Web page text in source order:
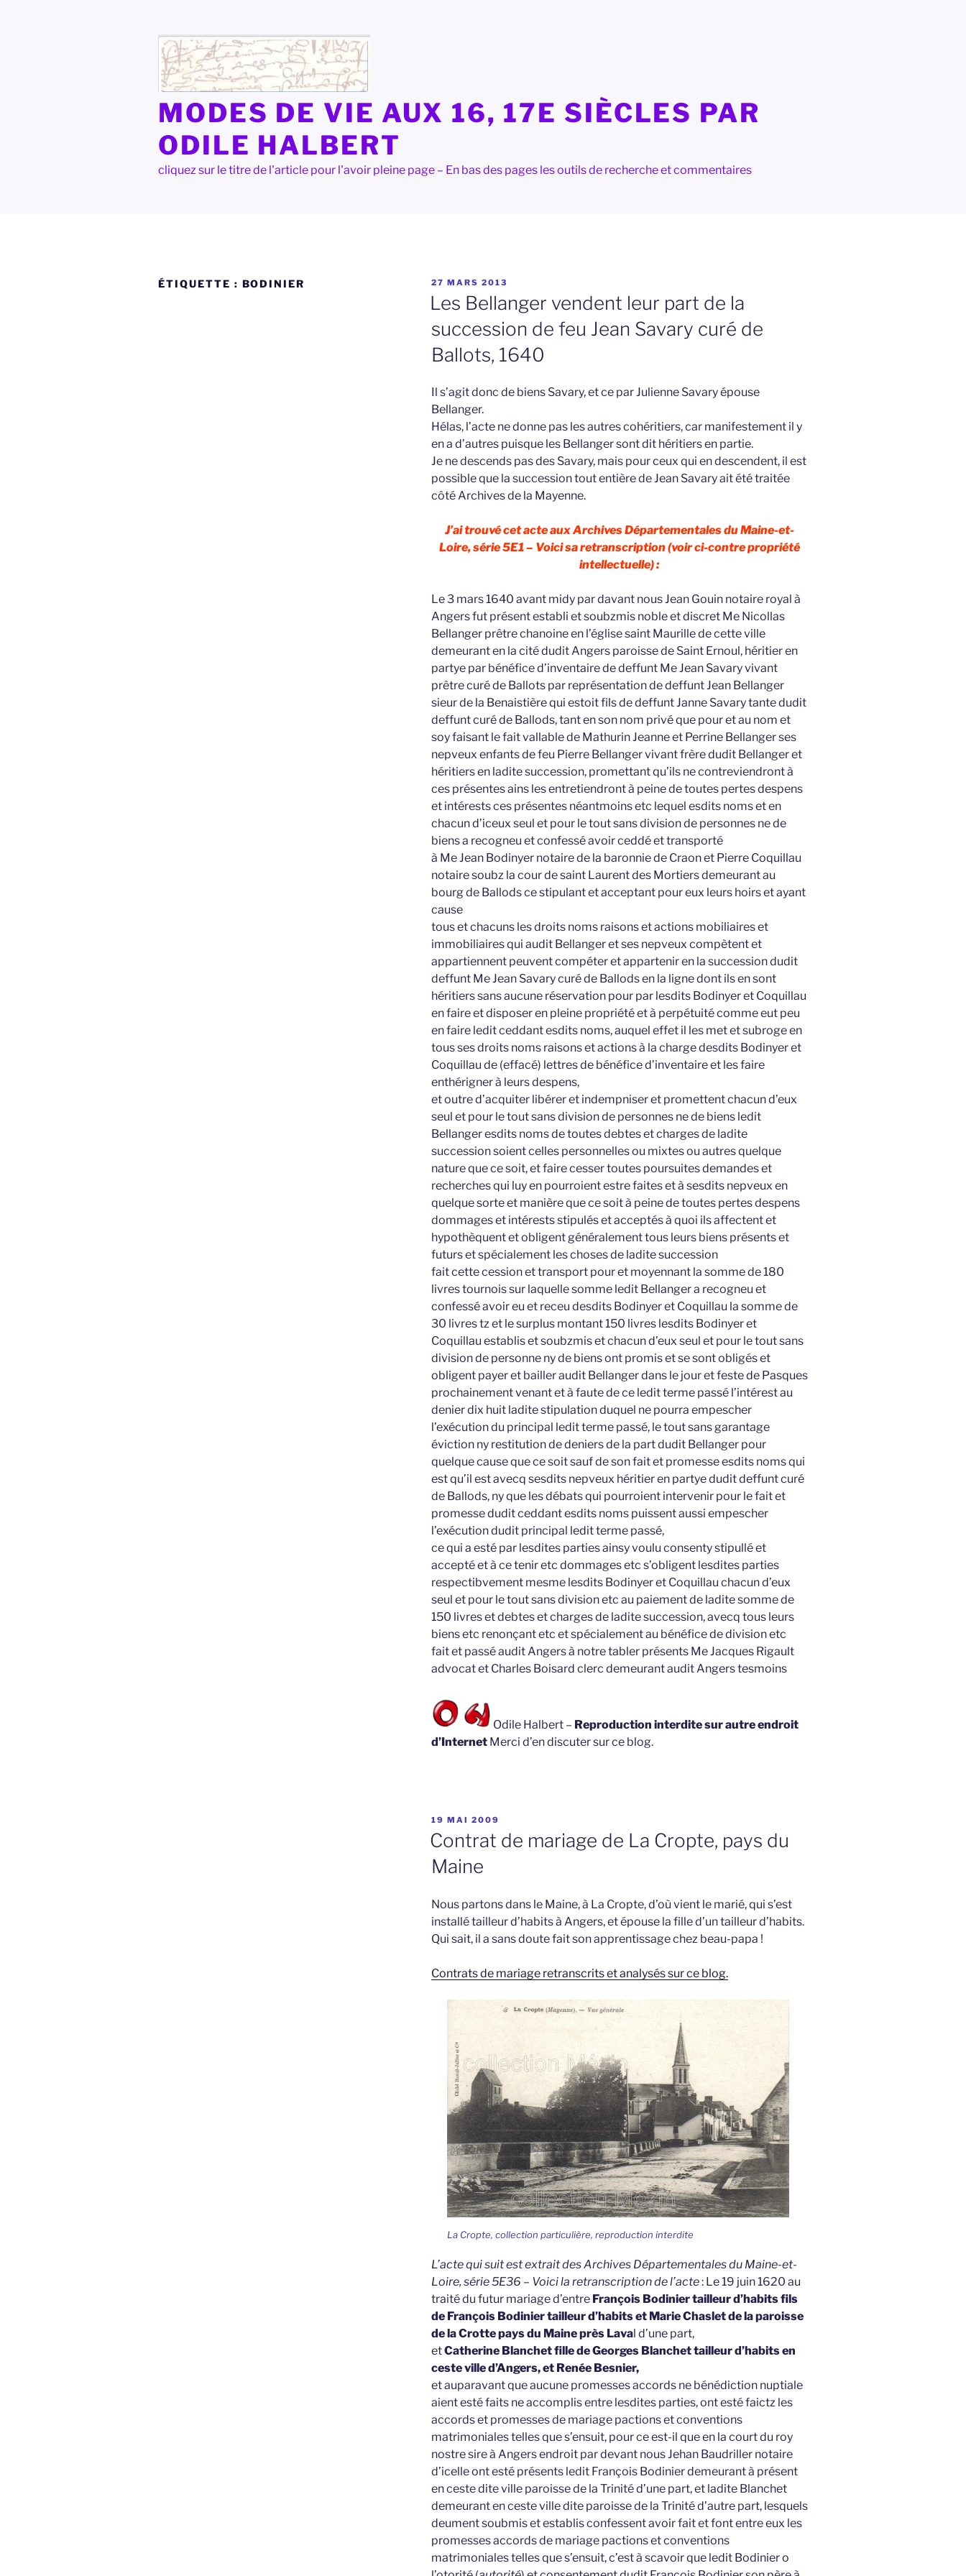
MODES DE VIE AUX 16, 17E SIÈCLES PAR
ODILE HALBERT
cliquez sur le titre de l'article pour l'avoir pleine page – En bas des pages les outils de recherche et commentaires
ÉTIQUETTE : BODINIER
PUBLIÉ
LE
27 MARS 2013
Les Bellanger vendent leur part de la
succession de feu Jean Savary curé de
Ballots, 1640
Il s’agit donc de biens Savary, et ce par Julienne Savary épouse
Bellanger.
Hélas, l’acte ne donne pas les autres cohéritiers, car manifestement il y
en a d’autres puisque les Bellanger sont dit héritiers en partie.
Je ne descends pas des Savary, mais pour ceux qui en descendent, il est
possible que la succession tout entière de Jean Savary ait été traitée
côté Archives de la Mayenne.
J’ai trouvé cet acte aux Archives Départementales du Maine-et-
Loire, série 5E1 – Voici sa retranscription (voir ci-contre propriété
intellectuelle) :
Le 3 mars 1640 avant midy par davant nous Jean Gouin notaire royal à
Angers fut présent establi et soubzmis noble et discret Me Nicollas
Bellanger prêtre chanoine en l’église saint Maurille de cette ville
demeurant en la cité dudit Angers paroisse de Saint Ernoul, héritier en
partye par bénéfice d’inventaire de deffunt Me Jean Savary vivant
prêtre curé de Ballots par représentation de deffunt Jean Bellanger
sieur de la Benaistière qui estoit fils de deffunt Janne Savary tante dudit
deffunt curé de Ballods, tant en son nom privé que pour et au nom et
soy faisant le fait vallable de Mathurin Jeanne et Perrine Bellanger ses
nepveux enfants de feu Pierre Bellanger vivant frère dudit Bellanger et
héritiers en ladite succession, promettant qu’ils ne contreviendront à
ces présentes ains les entretiendront à peine de toutes pertes despens
et intérests ces présentes néantmoins etc lequel esdits noms et en
chacun d’iceux seul et pour le tout sans division de personnes ne de
biens a recogneu et confessé avoir ceddé et transporté
à Me Jean Bodinyer notaire de la baronnie de Craon et Pierre Coquillau
notaire soubz la cour de saint Laurent des Mortiers demeurant au
bourg de Ballods ce stipulant et acceptant pour eux leurs hoirs et ayant
cause
tous et chacuns les droits noms raisons et actions mobiliaires et
immobiliaires qui audit Bellanger et ses nepveux compètent et
appartiennent peuvent compéter et appartenir en la succession dudit
deffunt Me Jean Savary curé de Ballods en la ligne dont ils en sont
héritiers sans aucune réservation pour par lesdits Bodinyer et Coquillau
en faire et disposer en pleine propriété et à perpétuité comme eut peu
en faire ledit ceddant esdits noms, auquel effet il les met et subroge en
tous ses droits noms raisons et actions à la charge desdits Bodinyer et
Coquillau de (effacé) lettres de bénéfice d’inventaire et les faire
enthérigner à leurs despens,
et outre d’acquiter libérer et indempniser et promettent chacun d’eux
seul et pour le tout sans division de personnes ne de biens ledit
Bellanger esdits noms de toutes debtes et charges de ladite
succession soient celles personnelles ou mixtes ou autres quelque
nature que ce soit, et faire cesser toutes poursuites demandes et
recherches qui luy en pourroient estre faites et à sesdits nepveux en
quelque sorte et manière que ce soit à peine de toutes pertes despens
dommages et intérests stipulés et acceptés à quoi ils affectent et
hypothèquent et obligent généralement tous leurs biens présents et
futurs et spécialement les choses de ladite succession
fait cette cession et transport pour et moyennant la somme de 180
livres tournois sur laquelle somme ledit Bellanger a recogneu et
confessé avoir eu et receu desdits Bodinyer et Coquillau la somme de
30 livres tz et le surplus montant 150 livres lesdits Bodinyer et
Coquillau establis et soubzmis et chacun d’eux seul et pour le tout sans
division de personne ny de biens ont promis et se sont obligés et
obligent payer et bailler audit Bellanger dans le jour et feste de Pasques
prochainement venant et à faute de ce ledit terme passé l’intérest au
denier dix huit ladite stipulation duquel ne pourra empescher
l’exécution du principal ledit terme passé, le tout sans garantage
éviction ny restitution de deniers de la part dudit Bellanger pour
quelque cause que ce soit sauf de son fait et promesse esdits noms qui
est qu’il est avecq sesdits nepveux héritier en partye dudit deffunt curé
de Ballods, ny que les débats qui pourroient intervenir pour le fait et
promesse dudit ceddant esdits noms puissent aussi empescher
l’exécution dudit principal ledit terme passé,
ce qui a esté par lesdites parties ainsy voulu consenty stipullé et
accepté et à ce tenir etc dommages etc s’obligent lesdites parties
respectibvement mesme lesdits Bodinyer et Coquillau chacun d’eux
seul et pour le tout sans division etc au paiement de ladite somme de
150 livres et debtes et charges de ladite succession, avecq tous leurs
biens etc renonçant etc et spécialement au bénéfice de division etc
fait et passé audit Angers à notre tabler présents Me Jacques Rigault
advocat et Charles Boisard clerc demeurant audit Angers tesmoins
Odile Halbert – Reproduction interdite sur autre endroit
d’Internet Merci d’en discuter sur ce blog.
PUBLIÉ
LE
19 MAI 2009
Contrat de mariage de La Cropte, pays du
Maine
Nous partons dans le Maine, à La Cropte, d’où vient le marié, qui s’est
installé tailleur d’habits à Angers, et épouse la fille d’un tailleur d’habits.
Qui sait, il a sans doute fait son apprentissage chez beau-papa !
Contrats de mariage retranscrits et analysés sur ce blog.
La Cropte, collection particulière, reproduction interdite
L’acte qui suit est extrait des Archives Départementales du Maine-et-
Loire, série 5E36 – Voici la retranscription de l’acte: Le 19 juin 1620 au
traité du futur mariage d’entre François Bodinier tailleur d’habits fils
de François Bodinier tailleur d’habits et Marie Chaslet de la paroisse
de la Crotte pays du Maine près Laval d’une part,
etCatherine Blanchet fille de Georges Blanchet tailleur d’habits en
ceste ville d’Angers, et Renée Besnier,
et auparavant que aucune promesses accords ne bénédiction nuptiale
aient esté faits ne accomplis entre lesdites parties, ont esté faictz les
accords et promesses de mariage pactions et conventions
matrimoniales telles que s’ensuit, pour ce est-il que en la court du roy
nostre sire à Angers endroit par devant nous Jehan Baudriller notaire
d’icelle ont esté présents ledit François Bodinier demeurant à présent
en ceste dite ville paroisse de la Trinité d’une part, et ladite Blanchet
demeurant en ceste ville dite paroisse de la Trinité d’autre part, lesquels
deument soubmis et establis confessent avoir fait et font entre eux les
promesses accords de mariage pactions et conventions
matrimoniales telles que s’ensuit, c’est à scavoir que ledit Bodinier o